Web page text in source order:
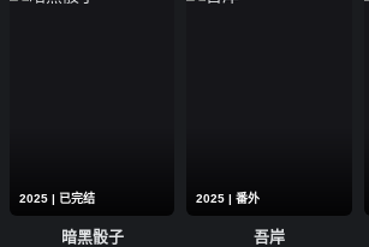
2025 | 已完结
暗黑骰子
2025 | 番外
吾岸